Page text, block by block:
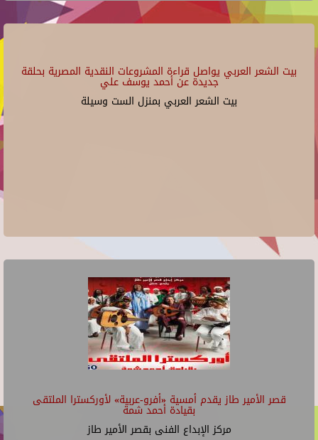
بيت الشعر العربي يواصل قراءة المشروعات النقدية المصرية بحلقة
جديدة عن أحمد يوسف علي
بيت الشعر العربي بمنزل الست وسيلة
قصر الأمير طاز يقدم أمسية «أفرو-عربية» لأوركسترا الملتقى
بقيادة أحمد شمة
مركز الإبداع الفنى بقصر الأمير طاز